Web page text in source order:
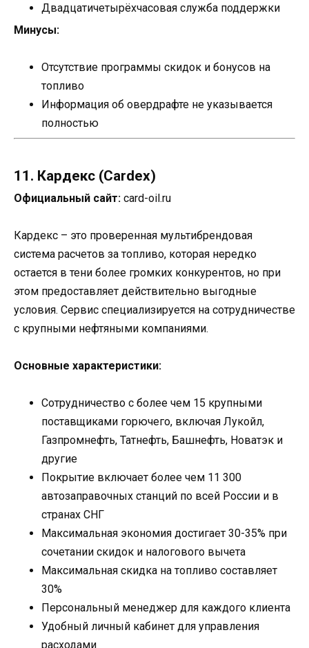
Двадцатичетырёхчасовая служба поддержки
Минусы:
Отсутствие программы скидок и бонусов на
топливо
Информация об овердрафте не указывается
полностью
11. Кардекс (Cardex)
Официальный сайт: card-oil.ru
Кардекс – это проверенная мультибрендовая
система расчетов за топливо, которая нередко
остается в тени более громких конкурентов, но при
этом предоставляет действительно выгодные
условия. Сервис специализируется на сотрудничестве
с крупными нефтяными компаниями.
Основные характеристики:
Сотрудничество с более чем 15 крупными
поставщиками горючего, включая Лукойл,
Газпромнефть, Татнефть, Башнефть, Новатэк и
другие
Покрытие включает более чем 11 300
автозаправочных станций по всей России и в
странах СНГ
Максимальная экономия достигает 30-35% при
сочетании скидок и налогового вычета
Максимальная скидка на топливо составляет
30%
Персональный менеджер для каждого клиента
Удобный личный кабинет для управления
расходами